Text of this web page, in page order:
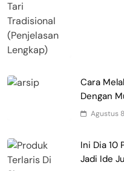
Cara
Dengan
Agustus
Ini Dia 10
Jadi Ide